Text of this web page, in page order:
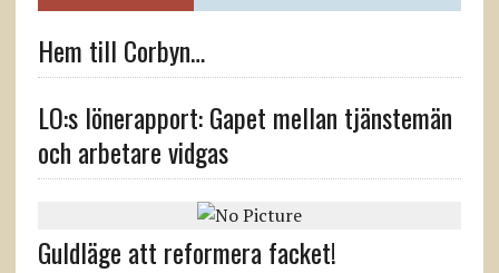
Hem till Corbyn…
LO:s lönerapport: Gapet mellan tjänstemän
och arbetare vidgas
Guldläge att reformera facket!